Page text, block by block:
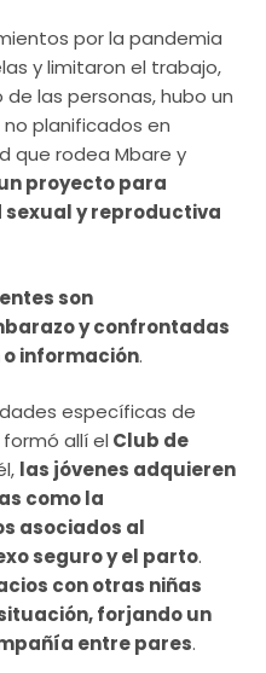
por la pandemia
y limitaron el trabajo,
las personas, hubo un
planificados en
que rodea Mbare y
proyecto para
y reproductiva
son
y confrontadas
información.
específicas de
allí el Club de
las jóvenes adquieren
como la
asociados al
seguro y el parto.
con otras niñas
forjando un
entre pares.